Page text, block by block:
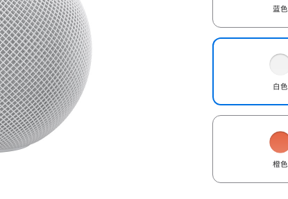
蓝色
白色
橙色